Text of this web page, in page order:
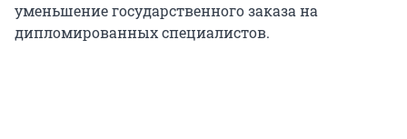
уменьшение государственного заказа на
дипломированных специалистов.